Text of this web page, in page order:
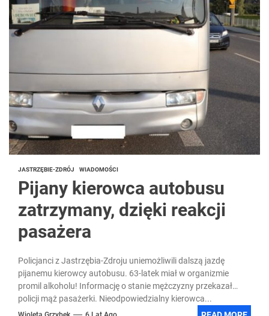
JASTRZĘBIE-ZDRÓJ WIADOMOŚCI
Pijany kierowca autobusu
zatrzymany, dzięki reakcji
pasażera
Policjanci z Jastrzębia-Zdroju uniemożliwili dalszą jazdę
pijanemu kierowcy autobusu. 63-latek miał w organizmie
promil alkoholu! Informację o stanie mężczyzny przekazał
policji mąż pasażerki. Nieodpowiedzialny kierowca...